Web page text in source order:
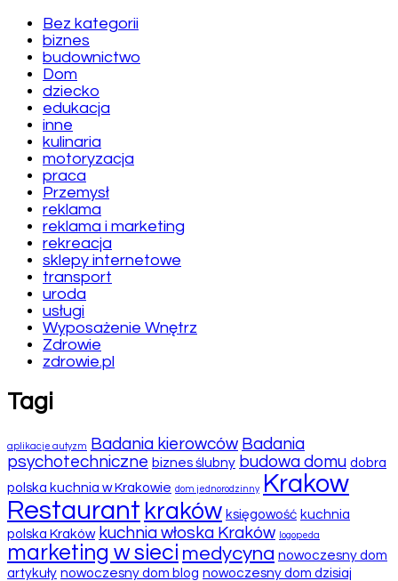
Bez kategorii
biznes
budownictwo
Dom
dziecko
edukacja
inne
kulinaria
motoryzacja
praca
Przemysł
reklama
reklama i marketing
rekreacja
sklepy internetowe
transport
uroda
usługi
Wyposażenie Wnętrz
Zdrowie
zdrowie.pl
Tagi
aplikacje autyzm Badania kierowców Badania
psychotechniczne biznes ślubny budowa domu dobra
polska kuchnia w Krakowie dom jednorodzinny
Krakow
Restaurant kraków księgowość kuchnia
polska Kraków kuchnia włoska Kraków logopeda
marketing w sieci medycyna nowoczesny dom
artykuły nowoczesny dom blog nowoczesny dom dzisiaj